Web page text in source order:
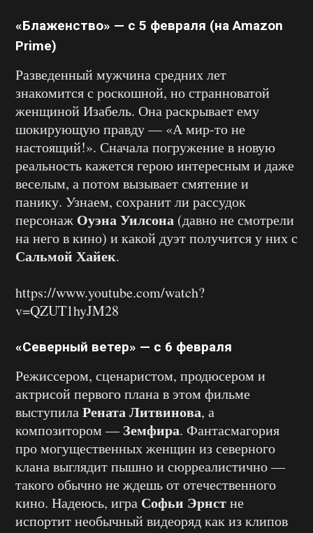
«Блаженство» — с 5 февраля (на Amazon
Prime)
Разведенный мужчина средних лет
знакомится с роскошной, но странноватой
женщиной Изабель. Она раскрывает ему
шокирующую правду — «А мир-то не
настоящий!». Сначала погружение в новую
реальность кажется герою интересным и даже
веселым, а потом вызывает смятение и
панику. Узнаем, сохранит ли рассудок
персонаж Оуэна Уилсона (давно не смотрели
на него в кино) и какой дуэт получится у них с
Сальмой Хайек.
https://www.youtube.com/watch?
v=QZUT1hyJM28
«Северный ветер» — с 6 февраля
Режиссером, сценаристом, продюсером и
актрисой первого плана в этом фильме
выступилаРената Литвинова, а
композитором — Земфира. Фантасмагория
про могущественных женщин из северного
клана выглядит пышно и сюрреалистично —
такого обычно не ждешь от отечественного
кино. Надеюсь, игра Софьи Эрнстне
испортит необычный видеоряд как из клипов